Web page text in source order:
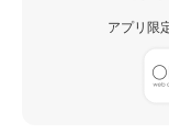
アプリ限